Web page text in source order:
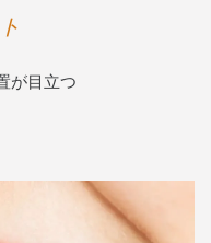
が目立つ